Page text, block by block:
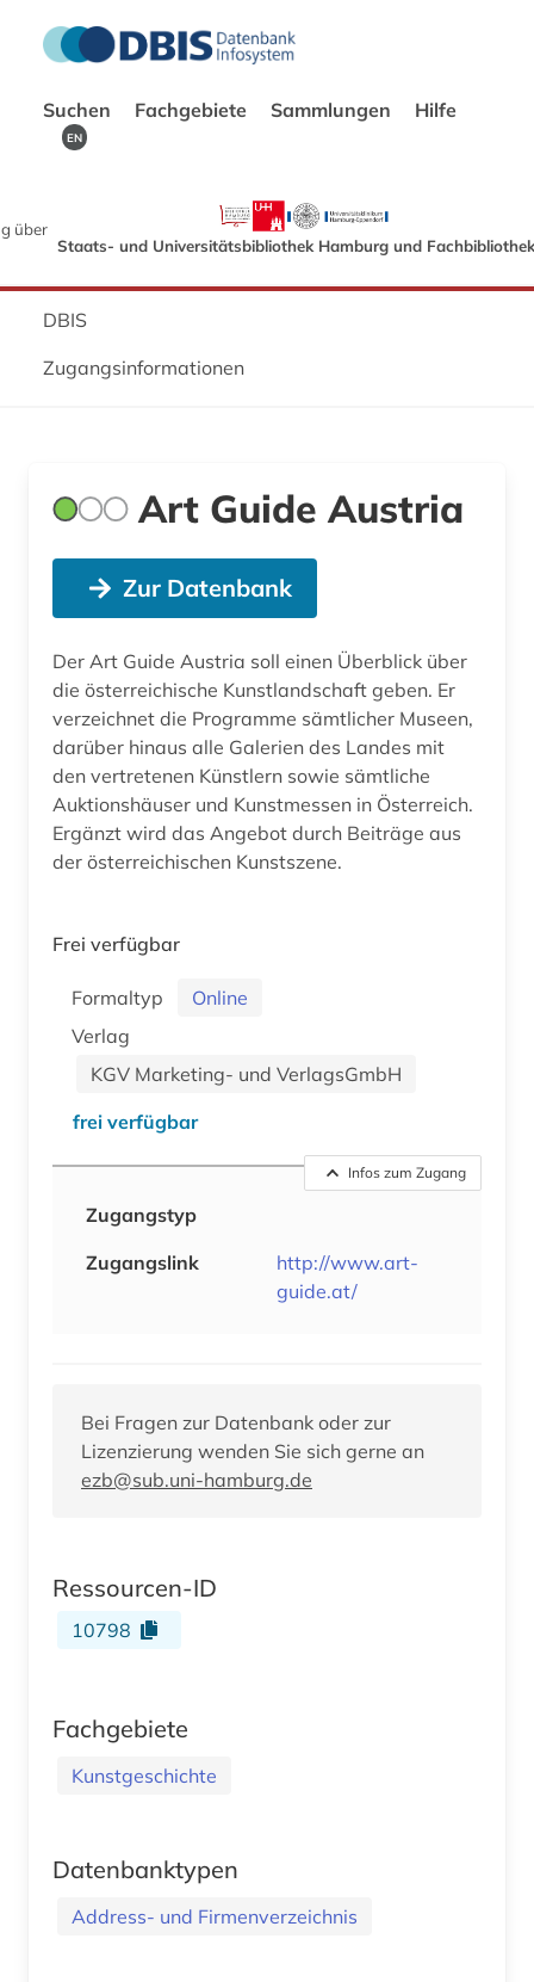
Suchen Fachgebiete Sammlungen Hilfe
EN
über
Staats- und Universitätsbibliothek Hamburg und
DBIS
Zugangsinformationen
Art Guide Austria
Zur Datenbank
Der Art Guide Austria soll einen Überblick über
die österreichische Kunstlandschaft geben. Er
verzeichnet die Programme sämtlicher Museen,
darüber hinaus alle Galerien des Landes mit
den vertretenen Künstlern sowie sämtliche
Auktionshäuser und Kunstmessen in Österreich.
Ergänzt wird das Angebot durch Beiträge aus
der österreichischen Kunstszene.
Frei verfügbar
Formaltyp
Online
Verlag
KGV Marketing- und VerlagsGmbH
frei verfügbar
Infos zum Zugang
Zugangstyp
Zugangslink
http://www.art-
guide.at/
Bei Fragen zur Datenbank oder zur
Lizenzierung wenden Sie sich gerne an
ezb@sub.uni-hamburg.de
Ressourcen-ID
10798
Fachgebiete
Kunstgeschichte
Datenbanktypen
Address- und Firmenverzeichnis